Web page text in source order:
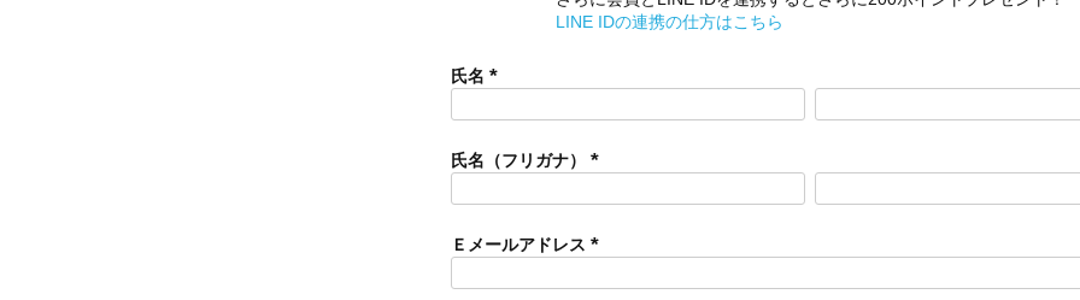
LINE IDの連携の仕方はこちら
氏名
必
)
氏名（フリガナ）
必
)
Ｅメールアドレス
必